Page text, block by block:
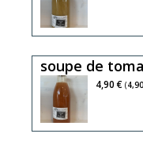
soupe de
4,90 € (